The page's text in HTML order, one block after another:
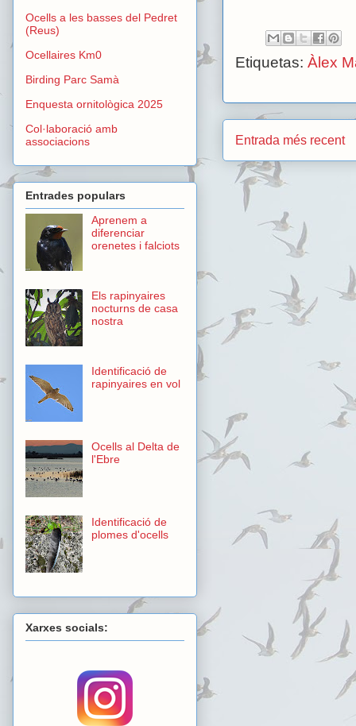
Etiquetas: Àlex
Entrada més recent
Ocells a les basses del Pedret
(Reus)
Ocellaires Km0
Birding Parc Samà
Enquesta ornitològica 2025
Col·laboració amb
associacions
Entrades populars
Aprenem a
diferenciar
orenetes i falciots
Els rapinyaires
nocturns de casa
nostra
Identificació de
rapinyaires en vol
Ocells al Delta de
l'Ebre
Identificació de
plomes d'ocells
Xarxes socials: